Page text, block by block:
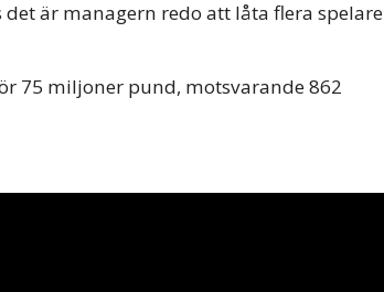
är managern redo att låta flera spelare
75 miljoner pund, motsvarande 862